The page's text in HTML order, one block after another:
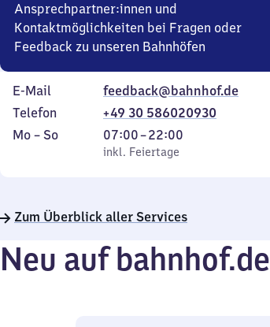
Ansprechpartner:innen und
Kontaktmöglichkeiten bei Fragen oder
Feedback zu unseren Bahnhöfen
E-Mail
feedback@bahnhof.de
Telefon
+49 30 586020930
Montag
Mo – So,
inkl. Feiertage
07:00–22:00
Von
7
22
inkl. Feiertage
Zum Überblick aller Services
Neu auf bahnhof.de